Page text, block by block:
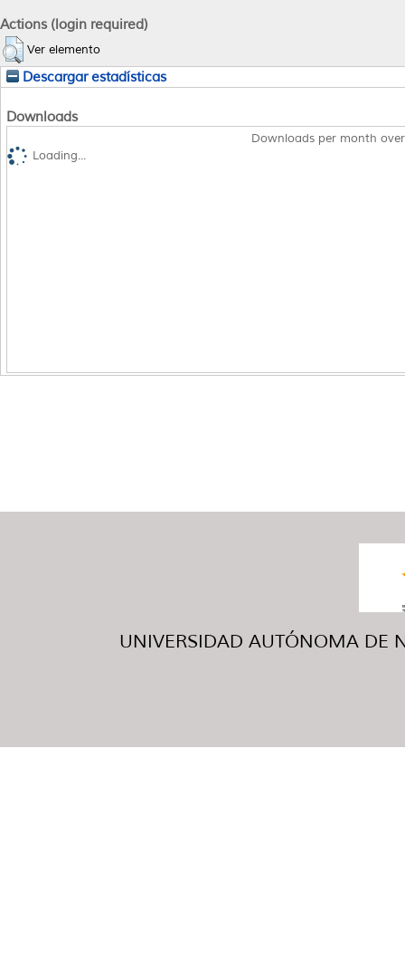
Actions (login required)
Ver elemento
Descargar estadísticas
Downloads
Downloads per month
Loading...
UNIVERSIDAD AUTÓNOMA DE